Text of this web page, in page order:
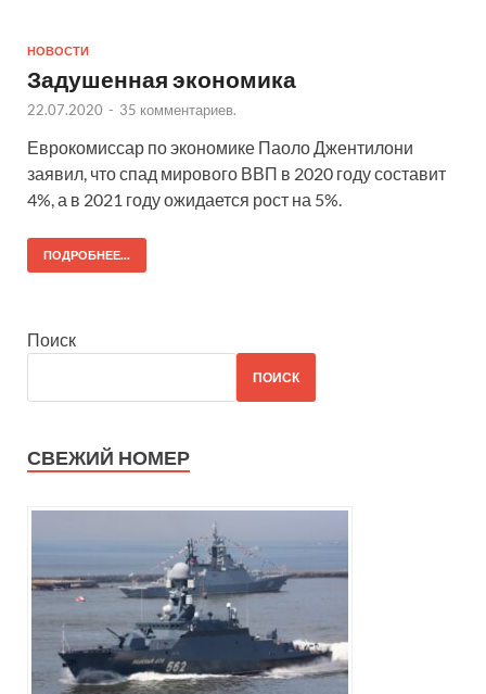
НОВОСТИ
Задушенная экономика
22.07.2020 - 35 комментариев.
Еврокомиссар по экономике Паоло Джентилони
заявил, что спад мирового ВВП в 2020 году составит
4%, а в 2021 году ожидается рост на 5%.
ПОДРОБНЕЕ...
Поиск
ПОИСК
СВЕЖИЙ НОМЕР